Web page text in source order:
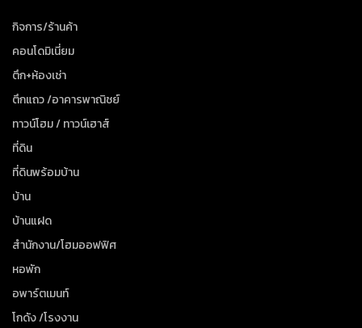
กิจการ/ร้านค้า
คอนโดมิเนี่ยม
ตึก+ห้องเช่า
ตึกแถว /อาคารพาณิชย์
ทาวน์โฮม / ทาวน์เฮาส์
ที่ดิน
ที่ดินพร้อมบ้าน
บ้าน
บ้านแฝด
สำนักงาน/โฮมออฟฟิศ
หอพัก
อพาร์ตเมนท์
โกดัง /โรงงาน